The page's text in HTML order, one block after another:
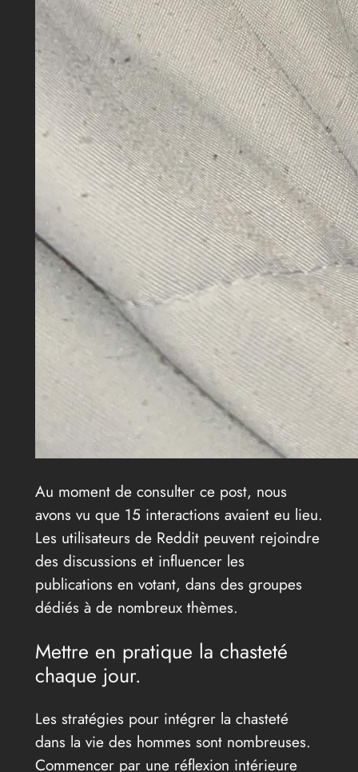
Au moment de consulter ce post, nous
avons vu que 15 interactions avaient eu lieu.
Les utilisateurs de Reddit peuvent rejoindre
des discussions et influencer les
publications en votant, dans des groupes
dédiés à de nombreux thèmes.
Mettre en pratique la chasteté
chaque jour.
Les stratégies pour intégrer la chasteté
dans la vie des hommes sont nombreuses.
Commencer par une réflexion intérieure